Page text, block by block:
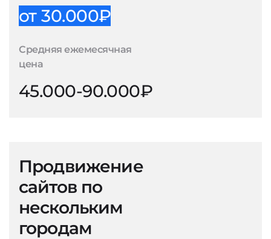
от 30.000₽
Средняя ежемесячная
цена
45.000-90.000₽
Продвижение
сайтов по
нескольким
городам